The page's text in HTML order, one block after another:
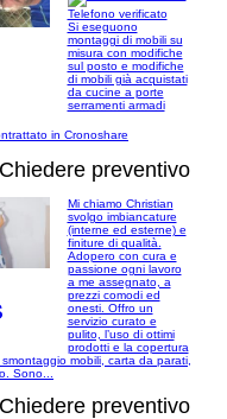
Telefono verificato
Si eseguono
montaggi di mobili su
misura con modifiche
sul posto e modifiche
di mobili già acquistati
da cucine a porte
serramenti armadi
in Cronoshare
Chiedere preventivo
Mi chiamo Christian
svolgo imbiancature
(interne ed esterne) e
finiture di qualità.
Adopero con cura e
passione ogni lavoro
a me assegnato, a
prezzi comodi ed
onesti. Offro un
servizio curato e
pulito, l’uso di ottimi
prodotti e la copertura
mobili, carta da parati,
Sono...
Chiedere preventivo